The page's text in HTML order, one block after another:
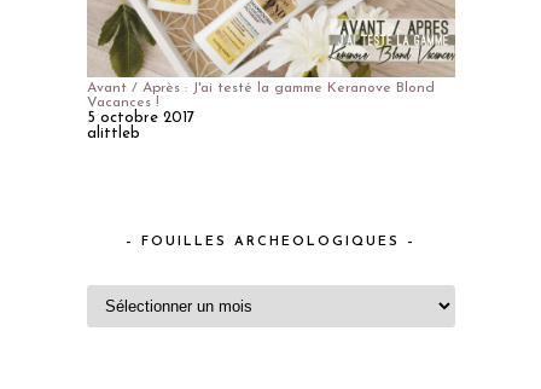
Avant / Après : J'ai testé la gamme Keranove Blond
Vacances !
5 octobre 2017
alittleb
– FOUILLES ARCHEOLOGIQUES –